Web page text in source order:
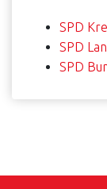
SPD
SPD
SPD